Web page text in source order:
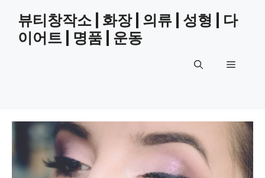
content
뷰티창작소 | 화장 | 의류 | 성형 | 다
이어트 | 명품 | 운동
Menu